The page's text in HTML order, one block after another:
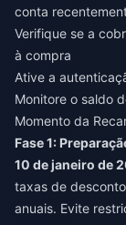
conta
Verifique se a
à compra
Ative a
Monitore o saldo
Momento da
Fase 1:
10 de janeiro de
taxas de
anuais. Evite